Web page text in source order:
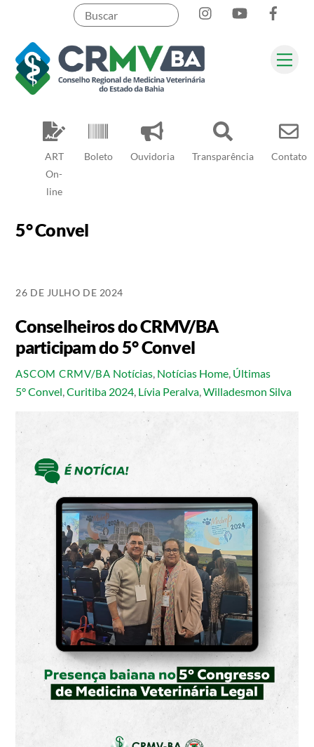
content
ART
On-
line
Boleto Ouvidoria Transparência Contato
InstagramYouTube
Pesquisar
5° Convel
26 DE JULHO DE 2024
Conselheiros do CRMV/BA
participam do 5° Convel
ASCOM CRMV/BA Notícias, Notícias Home, Últimas
5° Convel,Curitiba 2024, Lívia Peralva,Willadesmon Silva